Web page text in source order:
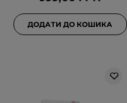
ДОДАТИ ДО КОШИКА